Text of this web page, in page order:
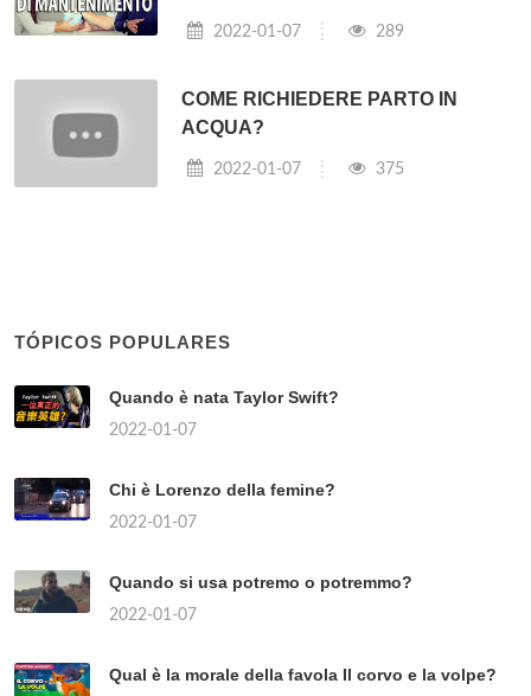
2022-01-07 289
COME RICHIEDERE PARTO IN
ACQUA?
2022-01-07 375
TÓPICOS POPULARES
Quando è nata Taylor Swift?
2022-01-07
Chi è Lorenzo della femine?
2022-01-07
Quando si usa potremo o potremmo?
2022-01-07
Qual è la morale della favola Il corvo e la volpe?